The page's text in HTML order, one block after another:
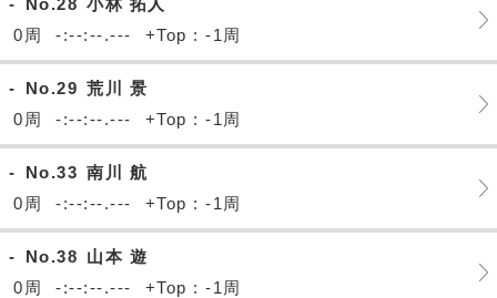
- No.28 小林 拓人
0周
-:--:--.--- +Top : -1周
- No.29 荒川 景
0周
-:--:--.--- +Top : -1周
- No.33 南川 航
0周
-:--:--.--- +Top : -1周
- No.38 山本 遊
0周
-:--:--.--- +Top : -1周